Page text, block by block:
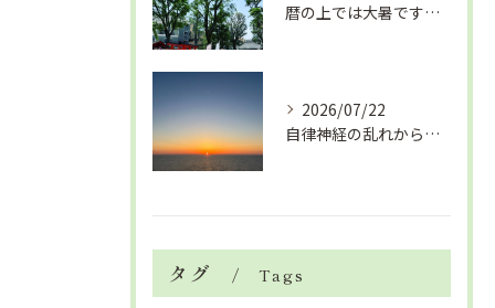
暦の上では大暑です！腰痛や肩こりから来る頭痛
2026/07/22
自律神経の乱れから生活習慣病、血液循環の滞り
タグ Tags